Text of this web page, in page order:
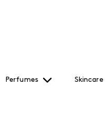
Perfumes Skincare